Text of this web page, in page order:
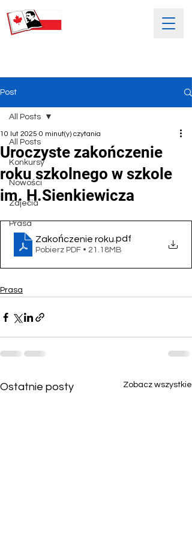
Post
All Posts
Konkursy
Nowości
Zdjećia
Prasa
All Posts
Uroczyste zakończenie
roku szkolnego w szkole
im. H.Sienkiewicza
10 lut 2025 0 minut(y) czytania
Zakończenie roku .pdf
Pobierz PDF • 21.18MB
Prasa
Ostatnie posty Zobacz wszystkie